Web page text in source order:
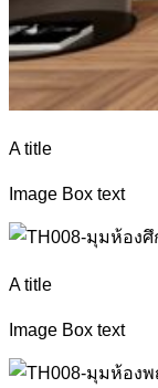
A title
Image Box text
A title
Image Box text